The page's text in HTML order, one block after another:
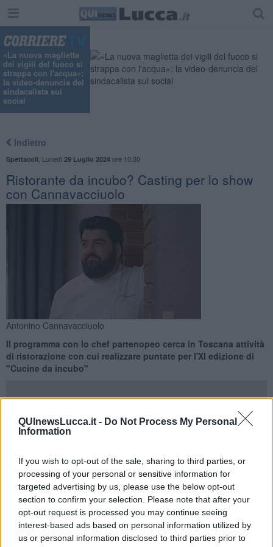
QUInewsLucca.it - Do Not Process My Personal
Information
If you wish to opt-out of the sale, sharing to third parties, or
processing of your personal or sensitive information for
targeted advertising by us, please use the below opt-out
section to confirm your selection. Please note that after your
opt-out request is processed you may continue seeing
interest-based ads based on personal information utilized by
us or personal information disclosed to third parties prior to
«La nuova maglietta
dei vigili del fuoco si
strappa con l'acqua»:
la video-denuncia del
sindacalista sui
social
Indietro
Spettacoli Lunedì 29 Luglio 2024ore 10:30
Ristorante da incubo? Casting per lo show
con Cannavacciuolo
Antonino Cannavacciuolo
Il programma con lo chef partenopeo cerca in Toscana attività
di ristorazione con cui realizzare puntate per l'XI edizione di
"Cucine da incubo"
Niente paura perché in Toscana torna lo chefAntonino
Cannavacciuolo, pronto ad arrivare in soccorso delle "Cucine da
incubo"sul territorio regionale.
Proprio in Toscana infatti la società EndemolShine Italyricerca
ristoranti che potrebbero diventare i protagonistidell’XI
edizione del noto show televisivo che andrà in onda in prima serata
su Sky Uno.